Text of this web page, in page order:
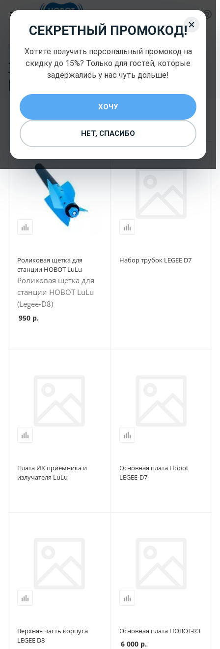
Главная
Запчасти для роботов
Hobot
Роликовая щетка для
станции HOBOT LuLu
Роликовая щетка для
станции HOBOT LuLu
(Legee-D8)
950 р.
Набор трубок LEGEE D7
Плата ИК приемника и
излучателя LuLu
Основная плата Hobot
LEGEE-D7
Верхняя часть корпуса
LEGEE D8
Основная плата HOBOT-R3
6 000р.
СЕКРЕТНЫЙ ПРОМОКОД!
Хотите получить персональный промокод на
скидку до 15%? Только для гостей, которые
задержались у нас чуть дольше!
ХОЧУ
НЕТ, СПАСИБО